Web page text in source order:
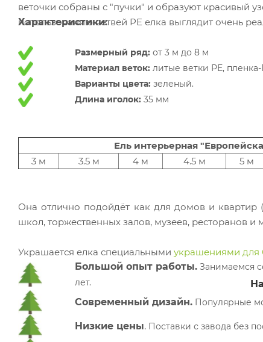
веточки собраны с "пучки" и образуют красивый
использованию ветвей РЕ елка выглядит очень
Характеристики:
Размерный ряд: от 3 м до 8 м
Материал веток: литые ветки РЕ,
Варианты цвета: зеленый.
Длина иголок: 35 мм
Ель интерьерная
3 м
3.5 м 4 м 4.5 м 5 м
Она отлично подойдёт как для домов и квартир
школ, торжественных залов, музеев, ресторанов
Украшается елка специальными украшениями для
Большой опыт работы. Занимаемся
лет.
Современный дизайн. Популярные
Низкие цены. Поставки с завода без